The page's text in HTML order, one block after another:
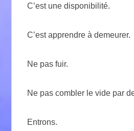
C’est une disponibilité.
C’est apprendre à demeurer.
Ne pas fuir.
Ne pas combler le vide par
Entrons.